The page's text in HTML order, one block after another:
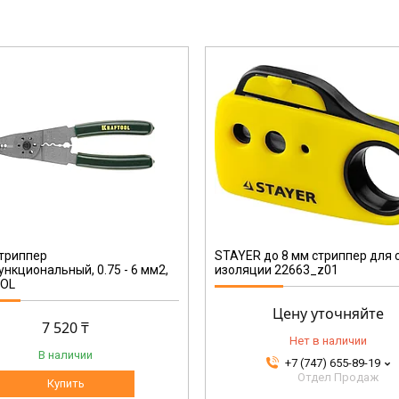
0.75 - 6 мм2,
7 520 ₸
В наличии
Купить
STAYER до 8 мм стриппер для
изоляции 22663_z01
Цену уточняйте
Нет в наличии
+7 (747) 655-89-19
Отдел Продаж